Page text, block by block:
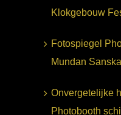
Klokgebouw
Fotospiegel
Mundan
Onvergetelijke
Photobooth